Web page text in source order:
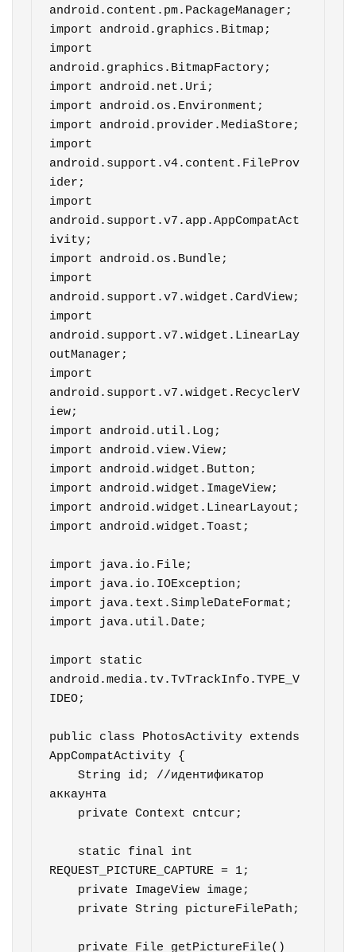
android.content.pm.PackageManager;
import android.graphics.Bitmap;
import
android.graphics.BitmapFactory;
import android.net.Uri;
import android.os.Environment;
import android.provider.MediaStore;
import
android.support.v4.content.FileProv
ider;
import
android.support.v7.app.AppCompatAct
ivity;
import android.os.Bundle;
import
android.support.v7.widget.CardView;
import
android.support.v7.widget.LinearLay
outManager;
import
android.support.v7.widget.RecyclerV
iew;
import android.util.Log;
import android.view.View;
import android.widget.Button;
import android.widget.ImageView;
import android.widget.LinearLayout;
import android.widget.Toast;
import java.io.File;
import java.io.IOException;
import java.text.SimpleDateFormat;
import java.util.Date;
import static
android.media.tv.TvTrackInfo.TYPE_V
IDEO;
public class PhotosActivity extends
AppCompatActivity {
    String id; //идентификатор
аккаунта
REQUEST_PICTURE_CAPTURE = 1;